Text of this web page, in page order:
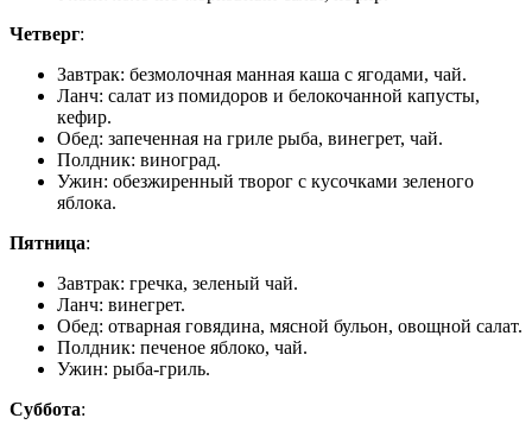
Четверг:
Завтрак: безмолочная манная каша с ягодами, чай.
Ланч: салат из помидоров и белокочанной капусты,
кефир.
Обед: запеченная на гриле рыба, винегрет, чай.
Полдник: виноград.
Ужин: обезжиренный творог с кусочками зеленого
яблока.
Пятница:
Завтрак: гречка, зеленый чай.
Ланч: винегрет.
Обед: отварная говядина, мясной бульон, овощной салат.
Полдник: печеное яблоко, чай.
Ужин: рыба-гриль.
Суббота: